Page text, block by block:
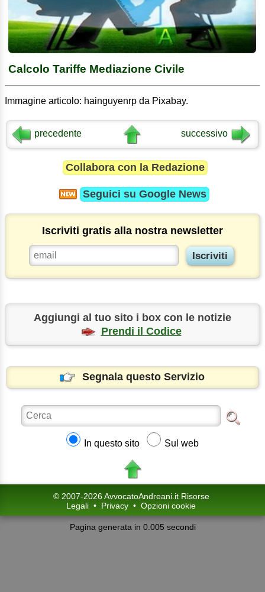
Calcolo Tariffe Mediazione Civile
Immagine articolo: hainguyenrp da Pixabay.
precedente successivo
Collabora con la Redazione
Seguici su Google News
Iscriviti gratis alla nostra newsletter
Aggiungi al tuo sito i box con le notizie
Prendi il Codice
Segnala questo Servizio
In questo sito Sul web
© 2007-2026 AvvocatoAndreani.it Risorse
Legali • Privacy • Opzioni cookie
Pagina generata in 0.005 secondi